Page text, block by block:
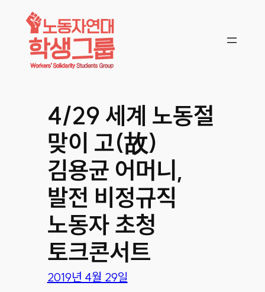
콘텐츠로
바로가기
4/29 세계 노동절
맞이 고(故)
김용균 어머니,
발전 비정규직
노동자 초청
토크콘서트
2019년 4월 29일